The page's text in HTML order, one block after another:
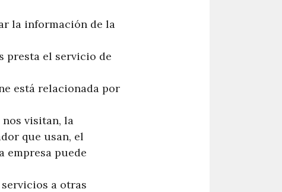
la información de la
presta el servicio de
está relacionada por
visitan, la
que usan, el
empresa puede
a otras